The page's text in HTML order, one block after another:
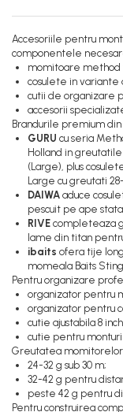
Accesoriile pentru
componentele
momitoare
cosulete in variante
cutii de organizare
accesorii
Brandurile premium din
GURU cu seria
Holland in greutatile
(Large), plus
Large cu greutati
DAIWA aduce
pescuit pe ape
RIVE completeaza
lame din titan
ibaits ofera tije
momeala Baits
Pentru organizare
organizator pentru
organizator pentru
cutie ajustabila 8
cutie pentru monturi
Greutatea
24-32 g sub 30 m;
32-42 g pentru
peste 42 g pentru
Pentru construirea